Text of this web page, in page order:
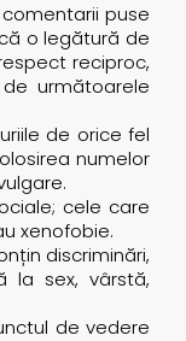
puse
o legătură de
reciproc,
următoarele
de orice fel
numelor
cele care
xenofobie.
discriminări,
la sex, vârstă,
de vedere